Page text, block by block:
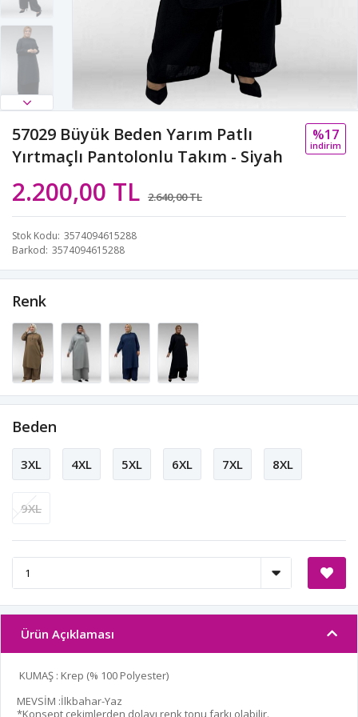
57029 Büyük Beden Yarım Patlı
Yırtmaçlı Pantolonlu Takım - Siyah
2.200,00 TL 2.640,00 TL
%17
i̇ndi̇ri̇m
Stok Kodu 3574094615288
Barkod 3574094615288
Renk
Beden
3XL 4XL 5XL 6XL 7XL 8XL
9XL
Ürün Açıklaması
KUMAŞ : Krep (% 100 Polyester)
MEVSİM :İlkbahar-Yaz
*Konsept çekimlerden dolayı renk tonu farkı olabilir.